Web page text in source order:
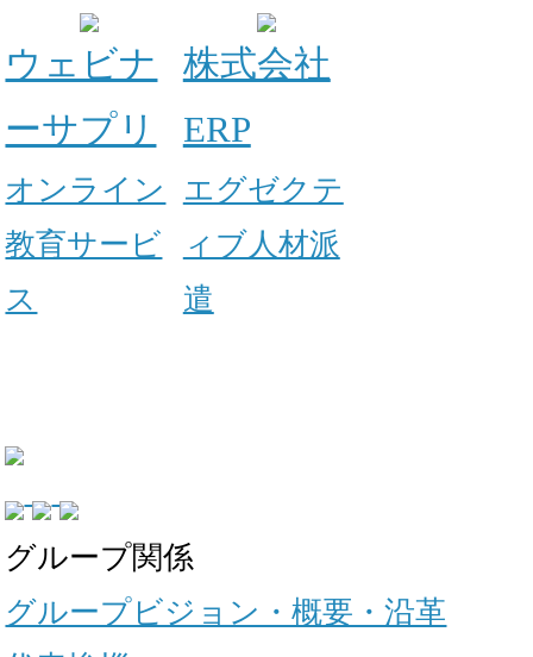
ウェビナ
ーサプリ
オンライン
教育サービ
ス
株式会社
ERP
エグゼクテ
ィブ人材派
遣
グループ関係
グループビジョン・概要・沿革